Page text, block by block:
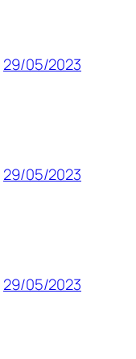
29/05/2023
29/05/2023
29/05/2023